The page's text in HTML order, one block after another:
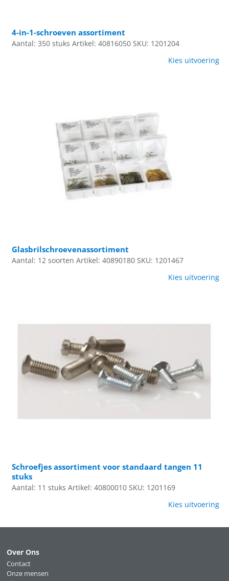
4-in-1-schroeven assortiment
Aantal: 350 stuks Artikel: 40816050 SKU: 1201204
Kies uitvoering
Glasbrilschroevenassortiment
Aantal: 12 soorten Artikel: 40890180 SKU: 1201467
Kies uitvoering
Schroefjes assortiment voor standaard tangen 11
stuks
Aantal: 11 stuks Artikel: 40800010 SKU: 1201169
Kies uitvoering
Over Ons
Contact
Onze mensen